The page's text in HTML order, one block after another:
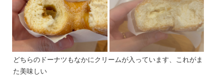
どちらのドーナツもなかにクリームが入っています、これがま
た美味しい